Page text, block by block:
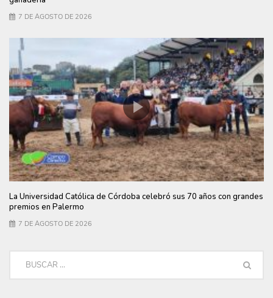
7 DE AGOSTO DE 2026
La Universidad Católica de Córdoba celebró sus 70 años con grandes
premios en Palermo
7 DE AGOSTO DE 2026